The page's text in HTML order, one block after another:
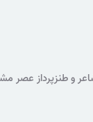
و طنزپرداز عصر